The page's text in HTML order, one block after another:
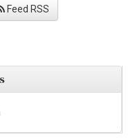
Feed RSS